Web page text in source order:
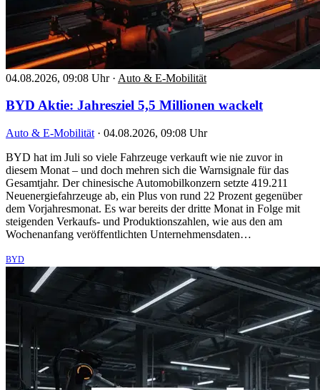
04.08.2026, 09:08 Uhr · Auto & E-Mobilität
BYD Aktie: Jahresziel 5,5 Millionen wackelt
Auto & E-Mobilität · 04.08.2026, 09:08 Uhr
BYD hat im Juli so viele Fahrzeuge verkauft wie nie zuvor in
diesem Monat – und doch mehren sich die Warnsignale für das
Gesamtjahr. Der chinesische Automobilkonzern setzte 419.211
Neuenergiefahrzeuge ab, ein Plus von rund 22 Prozent gegenüber
dem Vorjahresmonat. Es war bereits der dritte Monat in Folge mit
steigenden Verkaufs- und Produktionszahlen, wie aus den am
Wochenanfang veröffentlichten Unternehmensdaten…
BYD